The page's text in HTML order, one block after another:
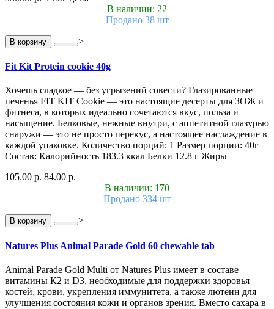
В наличии: 22
Продано 38 шт
В корзину >
Fit Kit Protein cookie 40g
Хочешь сладкое — без угрызений совести? Глазированные
печенья FIT KIT Cookie — это настоящие десерты для ЗОЖ и
фитнеса, в которых идеально сочетаются вкус, польза и
насыщение. Белковые, нежные внутри, с аппетитной глазурью
снаружи — это не просто перекус, а настоящее наслаждение в
каждой упаковке. Количество порций: 1 Размер порции: 40г
Состав: Калорийность 183.3 ккал Белки 12.8 г Жиры
105.00 р. 84.00 р.
В наличии: 170
Продано 334 шт
В корзину >
Natures Plus Animal Parade Gold 60 chewable tab
Animal Parade Gold Multi от Natures Plus имеет в составе
витамины К2 и D3, необходимые для поддержки здоровья
костей, крови, укрепления иммунитета, а также лютеин для
улучшения состояния кожи и органов зрения. Вместо сахара в